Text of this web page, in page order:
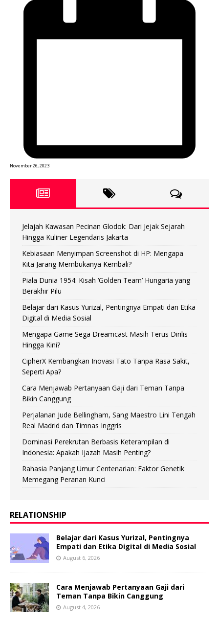
November 26, 2023
Jelajah Kawasan Pecinan Glodok: Dari Jejak Sejarah
Hingga Kuliner Legendaris Jakarta
Kebiasaan Menyimpan Screenshot di HP: Mengapa
Kita Jarang Membukanya Kembali?
Piala Dunia 1954: Kisah ‘Golden Team’ Hungaria yang
Berakhir Pilu
Belajar dari Kasus Yurizal, Pentingnya Empati dan Etika
Digital di Media Sosial
Mengapa Game Sega Dreamcast Masih Terus Dirilis
Hingga Kini?
CipherX Kembangkan Inovasi Tato Tanpa Rasa Sakit,
Seperti Apa?
Cara Menjawab Pertanyaan Gaji dari Teman Tanpa
Bikin Canggung
Perjalanan Jude Bellingham, Sang Maestro Lini Tengah
Real Madrid dan Timnas Inggris
Dominasi Perekrutan Berbasis Keterampilan di
Indonesia: Apakah Ijazah Masih Penting?
Rahasia Panjang Umur Centenarian: Faktor Genetik
Memegang Peranan Kunci
RELATIONSHIP
Belajar dari Kasus Yurizal, Pentingnya
Empati dan Etika Digital di Media Sosial
August 6, 2026
Cara Menjawab Pertanyaan Gaji dari
Teman Tanpa Bikin Canggung
August 4, 2026